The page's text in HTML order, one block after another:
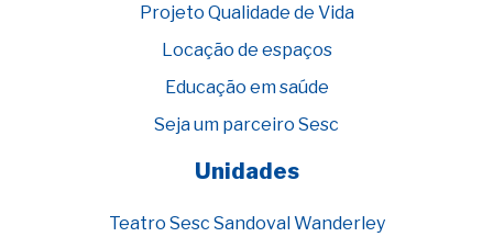
Projeto Qualidade de Vida
Locação de espaços
Educação em saúde
Seja um parceiro Sesc
Unidades
Teatro Sesc Sandoval Wanderley